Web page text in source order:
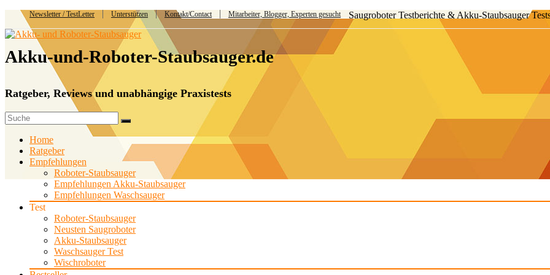
Newsletter / TestLetter Unterstützen Kontakt/Contact Mitarbeiter, Blogger, Experten gesucht Saugroboter Testberichte & Akku-Staubsauger
Akku-und-Roboter-Staubsauger.de
Ratgeber, Reviews und unabhängige Praxistests
Home
Ratgeber
Empfehlungen
Roboter-Staubsauger
Empfehlungen Akku-Staubsauger
Empfehlungen Waschsauger
Test
Roboter-Staubsauger
Neusten Saugroboter
Akku-Staubsauger
Waschsauger Test
Wischroboter